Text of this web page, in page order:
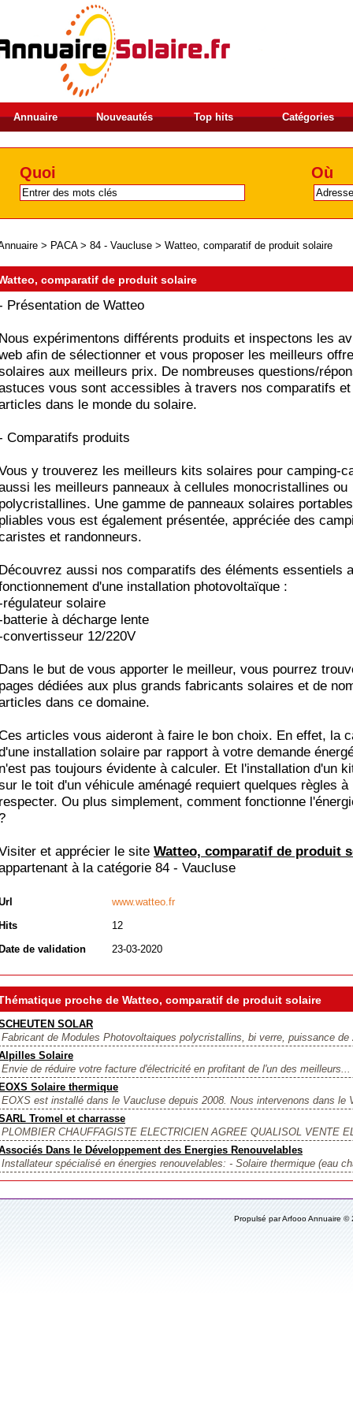
Annuaire Nouveautés Top hits Catégories
Quoi Où
> PACA> 84 - Vaucluse > Watteo, comparatif de produit solaire
comparatif de produit solaire
Présentation de Watteo
expérimentons différents produits et inspectons les
afin de sélectionner et vous proposer les meilleurs
aux meilleurs prix. De nombreuses questions/
vous sont accessibles à travers nos comparatifs
dans le monde du solaire.
Comparatifs produits
y trouverez les meilleurs kits solaires pour camping-
les meilleurs panneaux à cellules monocristallines ou
Une gamme de panneaux solaires
vous est également présentée, appréciée des
et randonneurs.
aussi nos comparatifs des éléments essentiels
d'une installation photovoltaïque :
régulateur solaire
batterie à décharge lente
convertisseur 12/220V
le but de vous apporter le meilleur, vous pourrez
dédiées aux plus grands fabricants solaires et de
dans ce domaine.
articles vous aideront à faire le bon choix. En effet, la
installation solaire par rapport à votre demande
pas toujours évidente à calculer. Et l'installation d'un
le toit d'un véhicule aménagé requiert quelques règles à
Ou plus simplement, comment fonctionne
et apprécier le site Watteo, comparatif de produit
à la catégorie 84 - Vaucluse
www.watteo.fr
12
de validation
23-03-2020
proche de Watteo, comparatif de produit solaire
SOLAR
Fabricant de Modules Photovoltaiques polycristallins, bi verre, puissance
Solaire
Envie de réduire votre facture d'électricité en profitant de l'un des meilleurs...
Solaire thermique
EOXS est installé dans le Vaucluse depuis 2008. Nous intervenons dans le
Tromel et charrasse
PLOMBIER CHAUFFAGISTE ELECTRICIEN AGREE QUALISOL VENTE
Dans le Développement des Energies Renouvelables
Installateur spécialisé en énergies renouvelables: - Solaire thermique (eau
Propulsé par Arfooo